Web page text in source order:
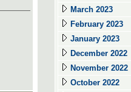
March 2023
February 2023
January 2023
December 2022
November 2022
October 2022